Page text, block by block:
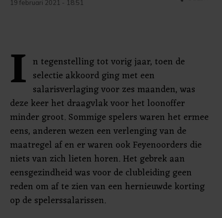
19 februari 2021 - 18:51
I n tegenstelling tot vorig jaar, toen de
selectie akkoord ging met een
salarisverlaging voor zes maanden, was
deze keer het draagvlak voor het loonoffer
minder groot. Sommige spelers waren het ermee
eens, anderen wezen een verlenging van de
maatregel af en er waren ook Feyenoorders die
niets van zich lieten horen. Het gebrek aan
eensgezindheid was voor de clubleiding geen
reden om af te zien van een hernieuwde korting
op de spelerssalarissen.